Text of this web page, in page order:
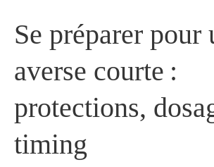
Se préparer pour
averse courte :
protections,
timing